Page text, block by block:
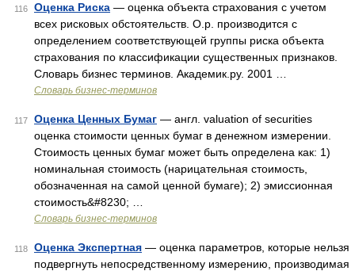
116 Оценка Риска — оценка объекта страхования с учетом
всех рисковых обстоятельств. О.р. производится с
определением соответствующей группы риска объекта
страхования по классификации существенных признаков.
Словарь бизнес терминов. Академик.ру. 2001 …
Словарь бизнес-терминов
117 Оценка Ценных Бумаг — англ. valuation of securities
оценка стоимости ценных бумаг в денежном измерении.
Стоимость ценных бумаг может быть определена как: 1)
номинальная стоимость (нарицательная стоимость,
обозначенная на самой ценной бумаге); 2) эмиссионная
стоимость&#8230; …
Словарь бизнес-терминов
118 Оценка Экспертная — оценка параметров, которые нельзя
подвергнуть непосредственному измерению, производимая